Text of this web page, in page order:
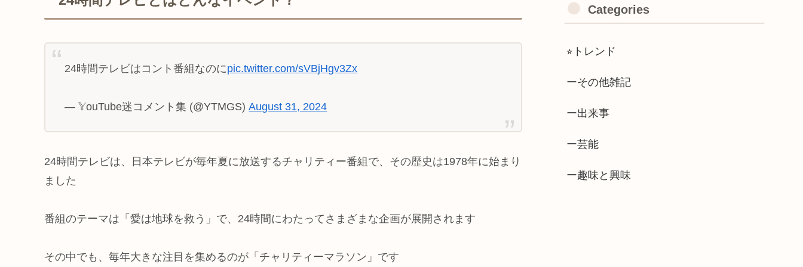
24時間テレビはコント番組なのにpic.twitter.com/sVBjHgv3Zx
— 𝕐ouTube迷コメント集 (@YTMGS)August 31, 2024
24時間テレビは、日本テレビが毎年夏に放送するチャリティー番組で、その歴史は1978年に始まり
ました
番組のテーマは「愛は地球を救う」で、24時間にわたってさまざまな企画が展開されます
その中でも、毎年大きな注目を集めるのが「チャリティーマラソン」です
Categories
⭐︎トレンド
ーその他雑記
ー出来事
ー芸能
ー趣味と興味